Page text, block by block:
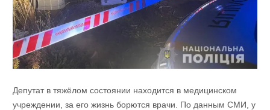
Депутат в тяжёлом состоянии находится в медицинском
учреждении, за его жизнь борются врачи. По данным СМИ, у